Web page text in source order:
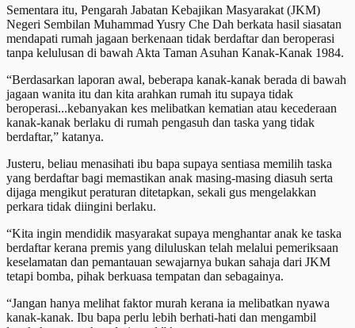
Sementara itu, Pengarah Jabatan Kebajikan Masyarakat (JKM)
Negeri Sembilan Muhammad Yusry Che Dah berkata hasil siasatan
mendapati rumah jagaan berkenaan tidak berdaftar dan beroperasi
tanpa kelulusan di bawah Akta Taman Asuhan Kanak-Kanak 1984.
“Berdasarkan laporan awal, beberapa kanak-kanak berada di bawah
jagaan wanita itu dan kita arahkan rumah itu supaya tidak
beroperasi...kebanyakan kes melibatkan kematian atau kecederaan
kanak-kanak berlaku di rumah pengasuh dan taska yang tidak
berdaftar,” katanya.
Justeru, beliau menasihati ibu bapa supaya sentiasa memilih taska
yang berdaftar bagi memastikan anak masing-masing diasuh serta
dijaga mengikut peraturan ditetapkan, sekali gus mengelakkan
perkara tidak diingini berlaku.
“Kita ingin mendidik masyarakat supaya menghantar anak ke taska
berdaftar kerana premis yang diluluskan telah melalui pemeriksaan
keselamatan dan pemantauan sewajarnya bukan sahaja dari JKM
tetapi bomba, pihak berkuasa tempatan dan sebagainya.
“Jangan hanya melihat faktor murah kerana ia melibatkan nyawa
kanak-kanak. Ibu bapa perlu lebih berhati-hati dan mengambil